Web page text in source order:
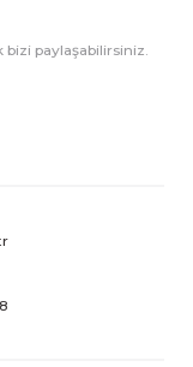
paylaşabilirsiniz.